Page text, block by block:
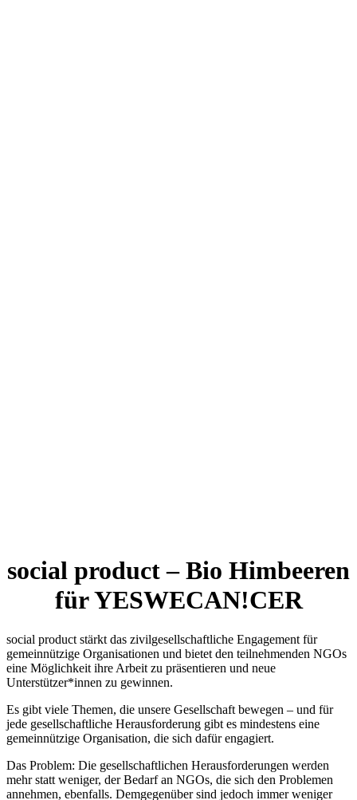
social product – Bio Himbeeren
für YESWECAN!CER
social product stärkt das zivilgesellschaftliche Engagement für
gemeinnützige Organisationen und bietet den teilnehmenden NGOs
eine Möglichkeit ihre Arbeit zu präsentieren und neue
Unterstützer*innen zu gewinnen.
Es gibt viele Themen, die unsere Gesellschaft bewegen – und für
jede gesellschaftliche Herausforderung gibt es mindestens eine
gemeinnützige Organisation, die sich dafür engagiert.
Das Problem: Die gesellschaftlichen Herausforderungen werden
mehr statt weniger, der Bedarf an NGOs, die sich den Problemen
annehmen, ebenfalls. Demgegenüber sind jedoch immer weniger